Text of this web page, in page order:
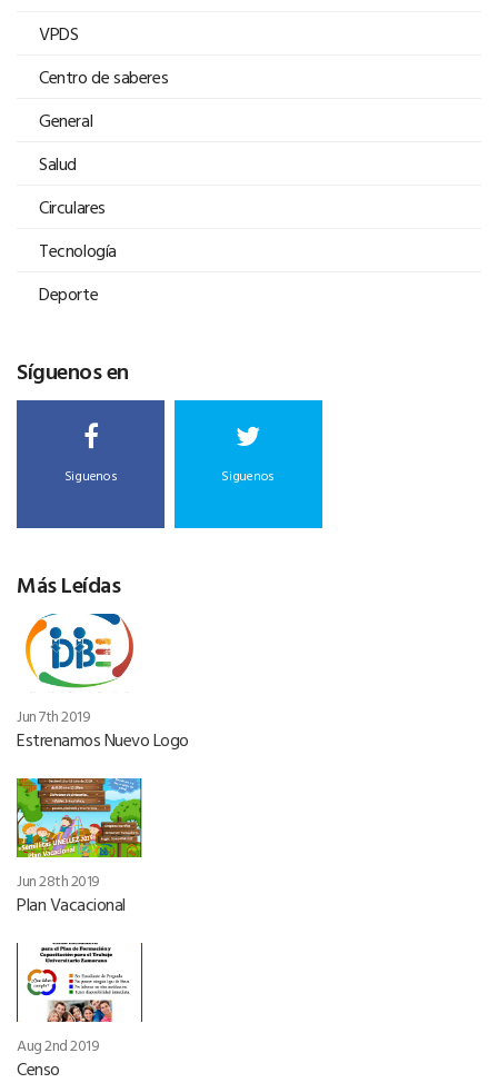
VPDS
Centro de saberes
General
Salud
Circulares
Tecnología
Deporte
Síguenos en
Siguenos Siguenos
Más Leídas
Jun 7th 2019
Estrenamos Nuevo Logo
Jun 28th 2019
Plan Vacacional
Aug 2nd 2019
Censo